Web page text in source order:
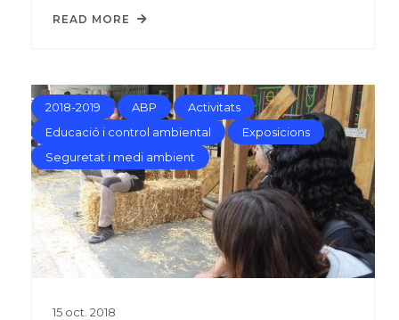
READ MORE
2018-2019 ABP
Activitats
Educació i control ambiental
Exposicions
Seguretat i medi ambient
15 oct. 2018